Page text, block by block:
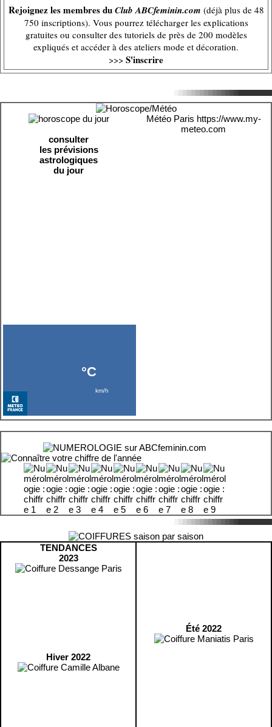
Rejoignez les membres duClub ABCfeminin.com (déjà plus de 48
750 inscriptions). Vous pourrez télécharger les explications
gratuites ou consulter des tutoriels de près de 200 modèles
expliqués et accéder à des ateliers mode et décoration.
>>> S'inscrire
consulter
les prévisions
astrologiques
du jour
Météo Paris https://www.my-
meteo.com
TENDANCES
2023
Hiver 2022
Été 2022